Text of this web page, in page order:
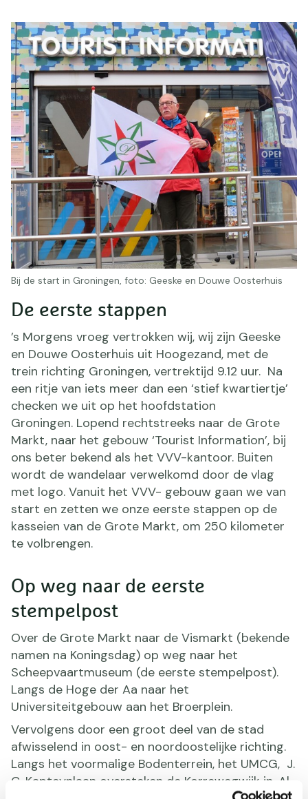
Bij de start in Groningen, foto: Geeske en Douwe Oosterhuis
De eerste stappen
’s Morgens vroeg vertrokken wij, wij zijn Geeske
en Douwe Oosterhuis uit Hoogezand, met de
trein richting Groningen, vertrektijd 9.12 uur. Na
een ritje van iets meer dan een ‘stief kwartiertje’
checken we uit op het hoofdstation
Groningen. Lopend rechtstreeks naar de Grote
Markt, naar het gebouw ‘Tourist Information’, bij
ons beter bekend als het VVV-kantoor. Buiten
wordt de wandelaar verwelkomd door de vlag
met logo. Vanuit het VVV- gebouw gaan we van
start en zetten we onze eerste stappen op de
kasseien van de Grote Markt, om 250 kilometer
te volbrengen.
Op weg naar de eerste
stempelpost
Over de Grote Markt naar de Vismarkt (bekende
namen na Koningsdag) op weg naar het
Scheepvaartmuseum (de eerste stempelpost).
Langs de Hoge der Aa naar het
Universiteitgebouw aan het Broerplein.
Vervolgens door een groot deel van de stad
afwisselend in oost- en noordoostelijke richting.
Langs het voormalige Bodenterrein, het UMCG, J.
C. Kapteynlaan oversteken de Korrewegwijk in. Al